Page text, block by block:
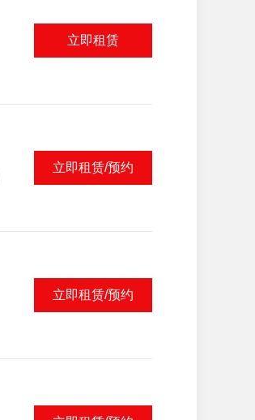
立即租赁
立即租赁/预约
立即租赁/预约